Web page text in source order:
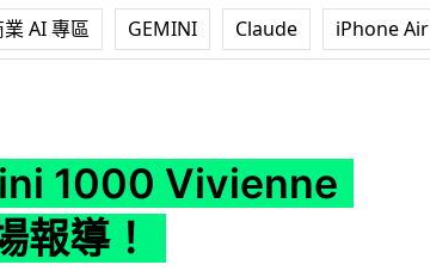
業 AI 專區 GEMINI Claude iPhone Air
1000 Vivienne
報導！